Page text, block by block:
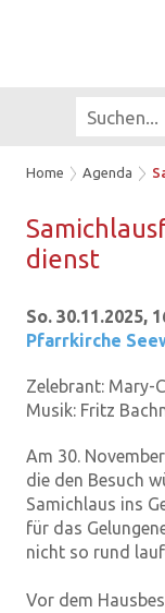
Home Agenda
dienst
So. 30.11.2025,
Pfarrkirche
Zelebrant: Mary-
Musik: Fritz
Am 30.
die den Besuch
Samichlaus ins
für das
nicht so rund
Vor dem